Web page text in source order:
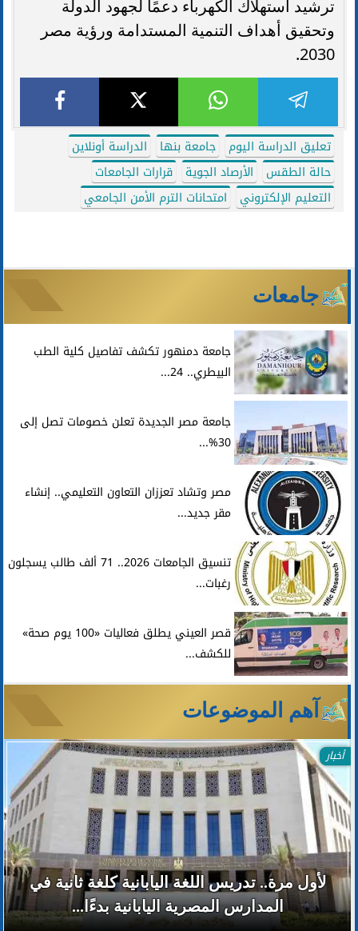
ترشيد استهلاك الكهرباء دعمًا لجهود الدولة
وتحقيق أهداف التنمية المستدامة ورؤية مصر
2030.
تعليق الدراسة اليوم جامعة بنها
الدراسة أونلاين
حالة الطقس
الأرصاد الجوية
قرارات الجامعات
التعليم الإلكتروني
امتحانات الترم الأمن الجامعي
جامعات
جامعة دمنهور تكشف تفاصيل كلية الطب
البيطري.. 24...
جامعة مصر الجديدة تعلن خصومات تصل إلى
30%...
مصر وتشاد تعززان التعاون التعليمي.. إنشاء
مقر جديد...
تنسيق الجامعات 2026.. 71 ألف طالب يسجلون
رغبات...
قصر العيني يطلق فعاليات «100 يوم صحة»
للكشف...
آهم الموضوعات
أخبار
لأول مرة.. تدريس اللغة اليابانية كلغة ثانية في
المدارس المصرية اليابانية بدءًا...